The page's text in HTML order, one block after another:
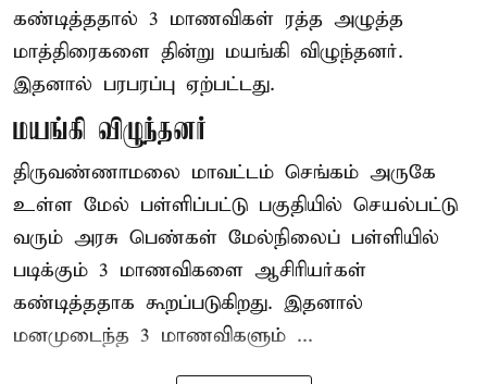
கண்டித்ததால் 3 மாணவிகள் ரத்த அழுத்த
மாத்திரைகளை தின்று மயங்கி விழுந்தனர்.
இதனால் பரபரப்பு ஏற்பட்டது.
மயங்கி விழுந்தனர்
திருவண்ணாமலை மாவட்டம் செங்கம் அருகே
உள்ள மேல் பள்ளிப்பட்டு பகுதியில் செயல்பட்டு
வரும் அரசு பெண்கள் மேல்நிலைப் பள்ளியில்
படிக்கும் 3 மாணவிகளை ஆசிரியர்கள்
கண்டித்ததாக கூறப்படுகிறது. இதனால்
மனமுடைந்த 3 மாணவிகளும் ...